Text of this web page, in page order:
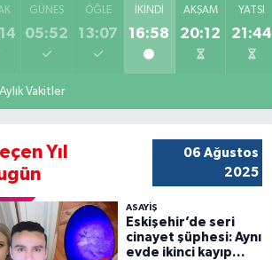
GÜNEŞ
05:52
ÖĞLE
13:07
İKINDI
16:58
AKŞAM
20:12
YATSI
21:44
Aylık Vakitler
Yıl
06 Ağustos
2025
ASAYİŞ
Eskişehir’de seri
cinayet şüphesi: Aynı
evde ikinci kayıp